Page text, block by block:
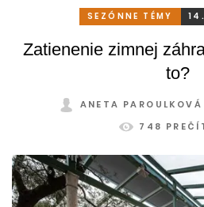
SEZÓNNE TÉMY
Zatienenie zimnej
to?
ANETA PAROULKOVÁ
748